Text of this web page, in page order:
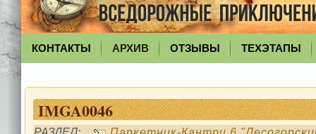
КОНТАКТЫ АРХИВ ОТЗЫВЫ ТЕХЭТАПЫ
IMGA0046